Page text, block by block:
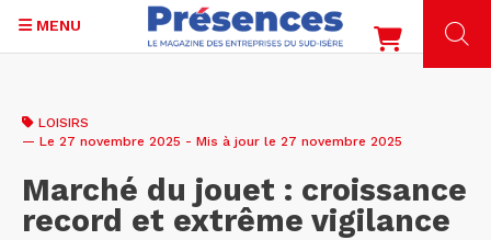
contenu
MENU
LOISIRS
— Le 27 novembre 2025 - Mis à jour le 27 novembre 2025
Marché du jouet : croissance
record et extrême vigilance